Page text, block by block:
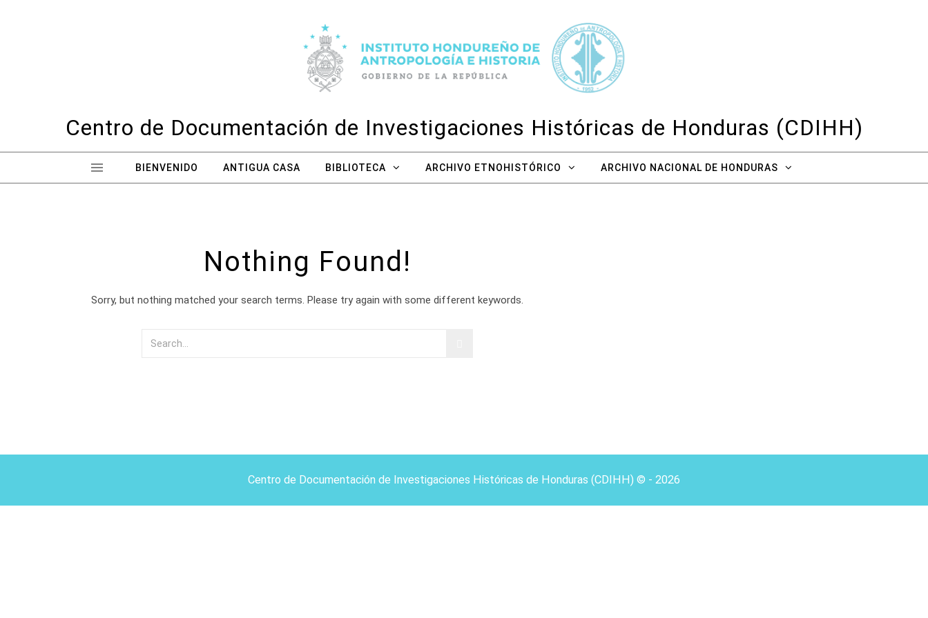
Centro de Documentación de Investigaciones Históricas de Honduras (CDIHH)
BIENVENIDO ANTIGUA CASA BIBLIOTECA ARCHIVO ETNOHISTÓRICO ARCHIVO NACIONAL DE HONDURAS
Nothing Found!
Sorry, but nothing matched your search terms. Please try again with some different keywords.
Centro de Documentación de Investigaciones Históricas de Honduras (CDIHH) © - 2026